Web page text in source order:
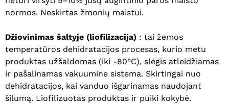
Krepšelyje nėra produktų.
normos. Neskirtas žmonių maistui.
Džiovinimas šaltyje (liofilizacija) : tai žemos
temperatūros dehidratacijos procesas, kurio metu
produktas užšaldomas (iki -80°C), slėgis atleidžiamas
ir pašalinamas vakuumine sistema. Skirtingai nuo
dehidratacijos, kai vanduo išgarinamas naudojant
šilumą. Liofilizuotas produktas ir puiki kokybė.